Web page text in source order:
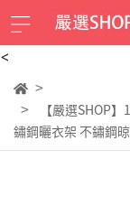
<
【嚴選SHOP
鏽鋼曬衣架 不鏽鋼